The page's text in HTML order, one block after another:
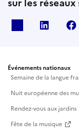
sur les
Linkedin
Événements nationaux
Semaine de la langue
Nuit européenne des
Rendez-vous aux jardins
Fête de la musique